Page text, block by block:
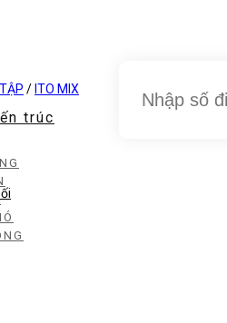
trúc
/ ITO MIX